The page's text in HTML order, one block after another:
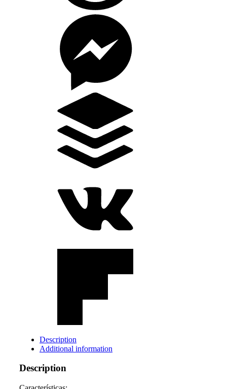
Description
Additional information
Description